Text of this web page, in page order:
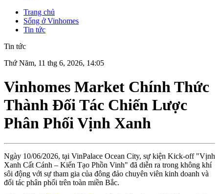
Trang chủ
Sống ở Vinhomes
Tin tức
Tin tức
Thứ Năm, 11 thg 6, 2026, 14:05
Vinhomes Market Chính Thức
Thành Đối Tác Chiến Lược
Phân Phối Vịnh Xanh
Ngày 10/06/2026, tại VinPalace Ocean City, sự kiện Kick-off "Vịnh
Xanh Cất Cánh – Kiến Tạo Phồn Vinh" đã diễn ra trong không khí
sôi động với sự tham gia của đông đảo chuyên viên kinh doanh và
đối tác phân phối trên toàn miền Bắc.